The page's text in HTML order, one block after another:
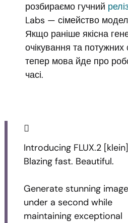
розбираємо гучний
Labs — сімейство
Якщо раніше якісна
очікування та потужних
тепер мова йде про
часі.
Introducing FLUX.2
Blazing fast. Beautiful.
Generate stunning
under a second while
maintaining exceptional